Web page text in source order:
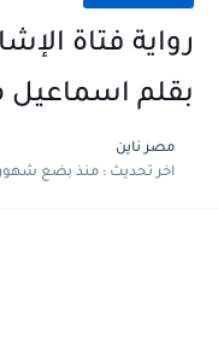
بقلم
مصر ناين
اخر تحديث :منذ بضع